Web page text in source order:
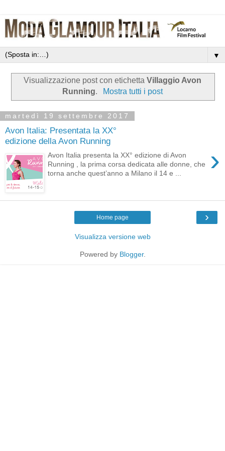
▼
Visualizzazione post con etichetta Villaggio Avon
Running. Mostra tutti i post
martedì 19 settembre 2017
Avon Italia: Presentata la XX°
edizione della Avon Running
›
Avon Italia presenta la XX° edizione di Avon
Running , la prima corsa dedicata alle donne, che
torna anche quest’anno a Milano il 14 e ...
›
Home page
Visualizza versione web
Powered by Blogger.